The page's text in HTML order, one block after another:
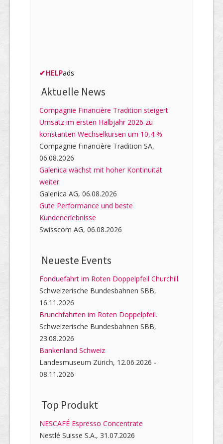
✔HELPads
Aktuelle News
Compagnie Financière Tradition steigert
Umsatz im ersten Halbjahr 2026 zu
konstanten Wechselkursen um 10,4 %
Compagnie Financière Tradition SA,
06.08.2026
Galenica wächst mit hoher Kontinuität
weiter
Galenica AG, 06.08.2026
Gute Performance und beste
Kundenerlebnisse
Swisscom AG, 06.08.2026
Neueste Events
Fonduefahrt im Roten Doppelpfeil Churchill.
Schweizerische Bundesbahnen SBB,
16.11.2026
Brunchfahrten im Roten Doppelpfeil.
Schweizerische Bundesbahnen SBB,
23.08.2026
Bankenland Schweiz
Landesmuseum Zürich, 12.06.2026 -
08.11.2026
Top Produkt
NESCAFÉ Espresso Concentrate
Nestlé Suisse S.A., 31.07.2026